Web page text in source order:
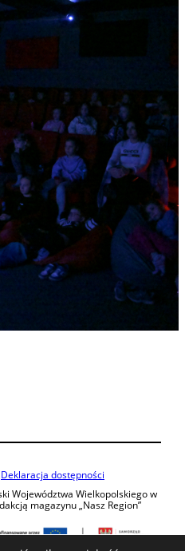
Deklaracja dostępności
Województwa Wielkopolskiego w
magazynu „Nasz Region”